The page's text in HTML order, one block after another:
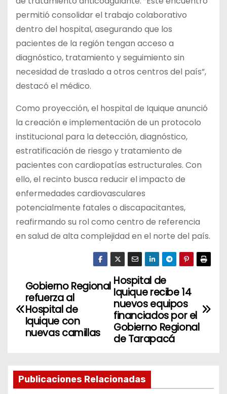
permitió consolidar el trabajo colaborativo
dentro del hospital, asegurando que los
pacientes de la región tengan acceso a
diagnóstico, tratamiento y seguimiento sin
necesidad de traslado a otros centros del país”,
destacó el médico.
Como proyección, el hospital de Iquique anunció
la creación e implementación de un protocolo
institucional para la detección, diagnóstico,
estratificación de riesgo y tratamiento de
pacientes con cardiopatías estructurales. Con
ello, el recinto busca reducir el impacto de
enfermedades cardiovasculares
potencialmente fatales o discapacitantes,
reafirmando su rol como centro de referencia
en salud de alta complejidad en el norte del país.
N
a
g
Hospital de
Iquique recibe 14
nuevos equipos
financiados por el
Gobierno Regional
de Tarapacá
Gobierno Regional
refuerza al
Hospital de
Iquique con
nuevas camillas
Publicaciones Relacionadas